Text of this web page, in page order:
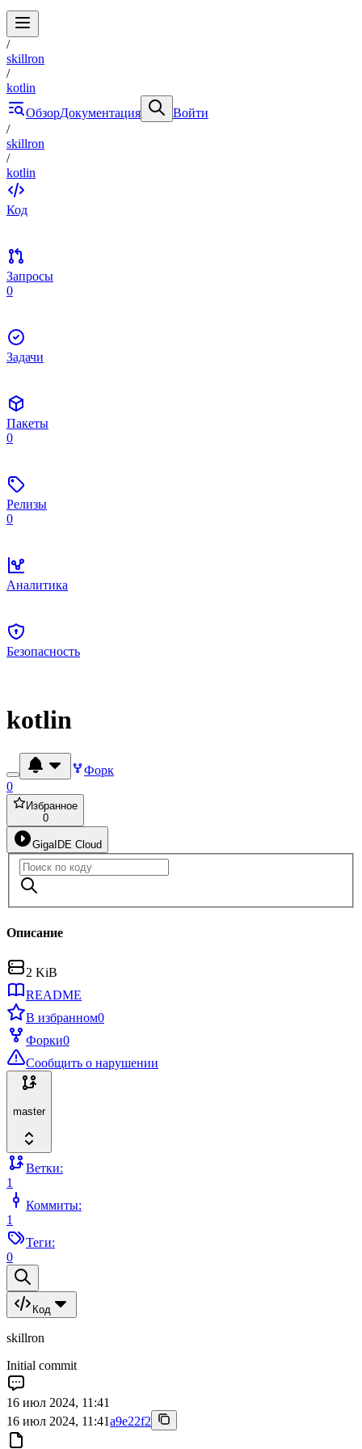
/
skillron
/
kotlin
ОбзорДокументация
Войти
/
skillron
/
kotlin
Код
Запросы
0
Задачи
Пакеты
0
Релизы
0
Аналитика
Безопасность
kotlin
Форк
0
Избранное
0
GigaIDE Cloud
Описание
2 KiB
README
В избранном0
Форки0
Сообщить о нарушении
master
Ветки:
1
Коммиты:
1
Теги:
0
Код
skillron
Initial commit
16 июл 2024, 11:41
16 июл 2024, 11:41a9e22f2